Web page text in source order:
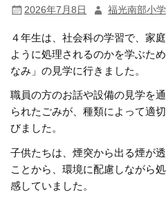
2026年7月8日 福光南部小
４年生は、社会科の学習で、家
ように処理されるのかを学ぶた
なみ」の見学に行きました。
職員の方のお話や設備の見学を
られたごみが、種類によって適
びました。
子供たちは、煙突から出る煙が
ことから、環境に配慮しながら
感していました。